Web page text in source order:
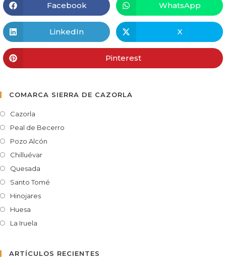
Facebook WhatsApp
LinkedIn X
Pinterest
COMARCA SIERRA DE CAZORLA
Cazorla
Peal de Becerro
Pozo Alcón
Chilluévar
Quesada
Santo Tomé
Hinojares
Huesa
La Iruela
ARTÍCULOS RECIENTES